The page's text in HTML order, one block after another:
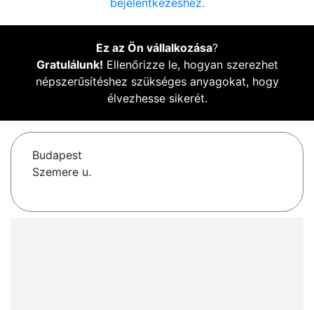
bejelentkezéshez.
Ez az Ön vállalkozása?
Gratulálunk! Ellenőrizze le, hogyan szerezhet
népszerűsítéshez szükséges anyagokat, hogy
élvezhesse sikerét.
Budapest
Szemere u.